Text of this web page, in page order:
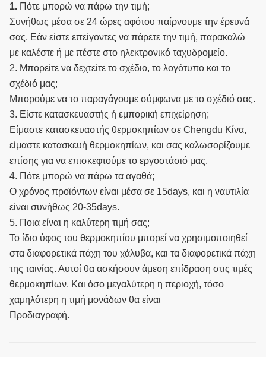
1. Πότε μπορώ να πάρω την τιμή;
Συνήθως μέσα σε 24 ώρες αφότου παίρνουμε την έρευνά
σας. Εάν είστε επείγοντες να πάρετε την τιμή, παρακαλώ
με καλέστε ή με πέστε στο ηλεκτρονικό ταχυδρομείο.
2. Μπορείτε να δεχτείτε το σχέδιο, το λογότυπο και το
σχέδιό μας;
Μπορούμε να το παραγάγουμε σύμφωνα με το σχέδιό σας.
3. Είστε κατασκευαστής ή εμπορική επιχείρηση;
Είμαστε κατασκευαστής θερμοκηπίων σε Chengdu Κίνα,
είμαστε κατασκευή θερμοκηπίων, και σας καλωσορίζουμε
επίσης για να επισκεφτούμε το εργοστάσιό μας.
4. Πότε μπορώ να πάρω τα αγαθά;
Ο χρόνος προϊόντων είναι μέσα σε 15days, και η ναυτιλία
είναι συνήθως 20-35days.
5. Ποια είναι η καλύτερη τιμή σας;
Το ίδιο ύφος του θερμοκηπίου μπορεί να χρησιμοποιηθεί
στα διαφορετικά πάχη του χάλυβα, και τα διαφορετικά πάχη
της ταινίας. Αυτοί θα ασκήσουν άμεση επίδραση στις τιμές
θερμοκηπίων. Και όσο μεγαλύτερη η περιοχή, τόσο
χαμηλότερη η τιμή μονάδων θα είναι
Προδιαγραφή.